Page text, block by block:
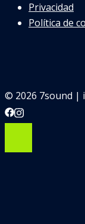
Privacidad
Política de
© 2026 7sound |